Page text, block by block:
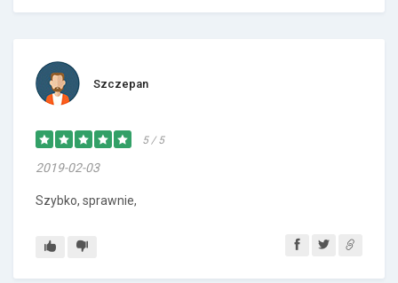
Szczepan
5 / 5
2019-02-03
Szybko, sprawnie,